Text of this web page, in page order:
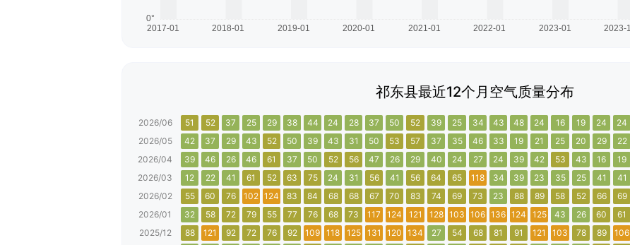
祁东县最近12个月空气质量分布
2026/06 51 52 37 25 29 38 44 24 28 37 50 52 39 25 34 43 48 24 16 19 24 24
2026/05
42 37 29 43 52 50 39 43 31 50 53 57 37 35 46 33 19 21 25 20 29 22
2026/04
39 46 26 46 61 37 50 52 56 47 26 29 40 24 27 24 39 42 53 43 16 19
2026/03
12 22 41 61 52 63 75 24 31 56 41 56 64 65 118 34 39 23 35 25 41 41
2026/02
55 60 76 102 124 83 84 68 68 67 70 83 74 69 73 23 88 89 58 52 66 69
2026/01
32 58 72 79 55 77 76 68 73 117 124 121 128 103 106 136 124 125 43 26 60 61
2025/12
88 121 92 72 76 92 109 118 125 131 120 134 27 54 68 81 91 121 103 78 89 106